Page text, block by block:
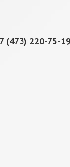
(473) 220-75-